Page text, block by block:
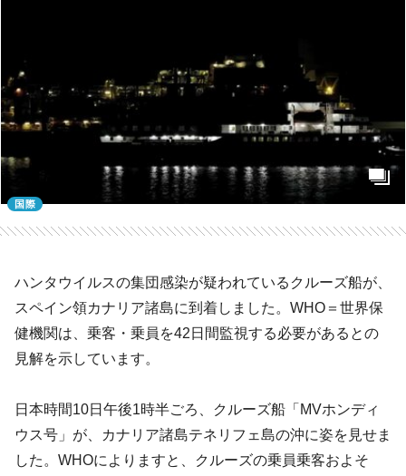
国際
ハンタウイルスの集団感染が疑われているクルーズ船が、
スペイン領カナリア諸島に到着しました。WHO＝世界保
健機関は、乗客・乗員を42日間監視する必要があるとの
見解を示しています。
日本時間10日午後1時半ごろ、クルーズ船「MVホンディ
ウス号」が、カナリア諸島テネリフェ島の沖に姿を見せま
した。WHOによりますと、クルーズの乗員乗客およそ